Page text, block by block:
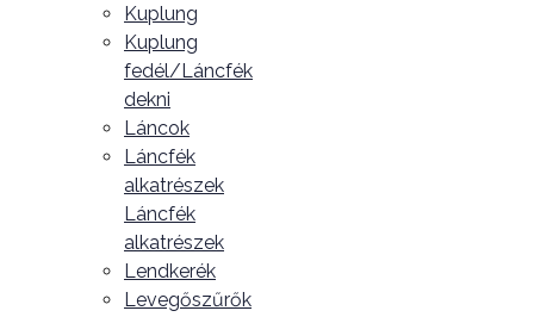
Kuplung
Kuplung
fedél/Láncfék
dekni
Láncok
Láncfék
alkatrészek
Láncfék
alkatrészek
Lendkerék
Levegőszűrők